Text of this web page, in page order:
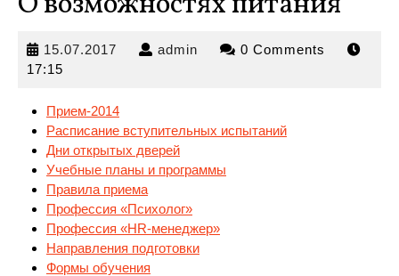
15.07.2017 15.07.2017
admin admin 0 Comments
17:15
Прием-2014
Расписание вступительных испытаний
Дни открытых дверей
Учебные планы и программы
Правила приема
Профессия «Психолог»
Профессия «HR-менеджер»
Направления подготовки
Формы обучения